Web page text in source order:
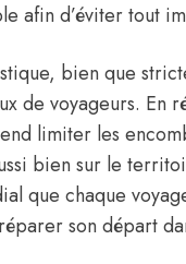
afin d’éviter tout
bien que
de voyageurs. En
limiter les
bien sur le
que chaque
son départ